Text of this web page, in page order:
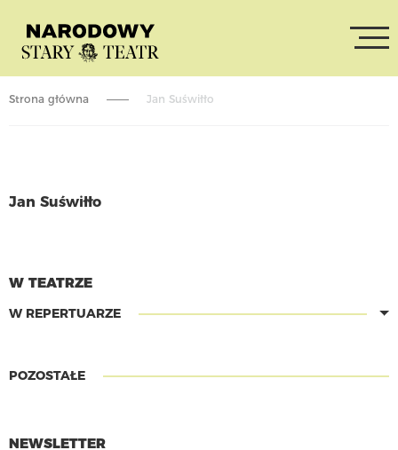
Strona główna Jan Suświłło
Jan Suświłło
W TEATRZE
W REPERTUARZE
POZOSTAŁE
NEWSLETTER